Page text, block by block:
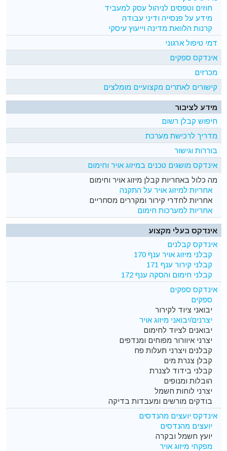
חוזים וטפסים לניהול עסק למעביד
מידע על פנסייה ודיני עבודה
קרנות הלוואת מדינה וייעוץ עיסקי
דמי טיפול ארגוני
אינדקס ספקים
מכרזים
קישורים לאתרים מקצועיים מומלצים
מידע לציבור
חיפוש קבלן רשום
מדריך לרכישת מערכת
בוררות וגישור
אינדקס מושגים טכנים במיזוג אויר וחימום
מה כלול באחריות קבלן מיזוג אויר וחימום
אחריות למיזוג אויר על התקנה
אחריות לחדרי קירור ומקררים מסחריים
אחריות למערכות חימום
אינדקס בעלי מקצוע
אינדקס קבלנים
קבלני מיזוג אויר ענף 170
קבלני קירור ענף 171
קבלני חימום והסקה ענף 172
אינדקס ספקים
ספקים
יבואני ציוד לקירור
יצרנים/יבואני מיזוג אויר
יבואנים לציוד לחימום
יצרני איוורור מפוחים ומנדפים
קבלנים ויצרני תעלות פח
קבלן צנרת מים
קבלני בידוד לצנרת
הובלות ומנופים
יצרני לוחות חשמל
בודקים מורשים ומעבדות בדיקה
אינדקס יועצים מהנדסים
יועצים מהנדסים
יועץ חשמל ובקרה
מפקחי מיזוג אויר